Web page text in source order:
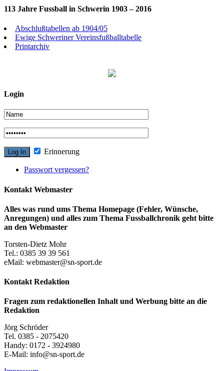
113 Jahre Fussball in Schwerin 1903 – 2016
Abschlußtabellen ab 1904/05
Ewige Schweriner Vereinsfußballtabelle
Printarchiv
Login
Erinnerung
Passwort vergessen?
Kontakt Webmaster
Alles was rund ums Thema Homepage (Fehler, Wünsche,
Anregungen) und alles zum Thema Fussballchronik geht bitte
an den Webmaster
Torsten-Dietz Mohr
Tel.: 0385 39 39 561
eMail: webmaster@sn-sport.de
Kontakt Redaktion
Fragen zum redaktionellen Inhalt und Werbung bitte an die
Redaktion
Jörg Schröder
Tel. 0385 - 2075420
Handy: 0172 - 3924980
E-Mail: info@sn-sport.de